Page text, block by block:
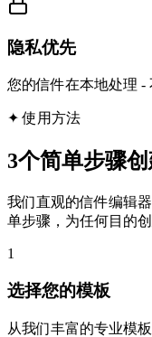
隐私优先
您的信件在本地处理 -
✦ 使用方法
3个简单步骤
我们直观的信件编辑
单步骤，为任何目的
1
选择您的模板
从我们丰富的专业模